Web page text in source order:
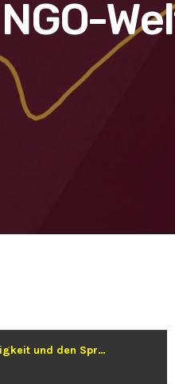
Die Welt zum Guten verändern: Julia Selle über Kinderrechte, Nachhaltigkeit und den Sprung vom Großkonzern in die NGO-Welt